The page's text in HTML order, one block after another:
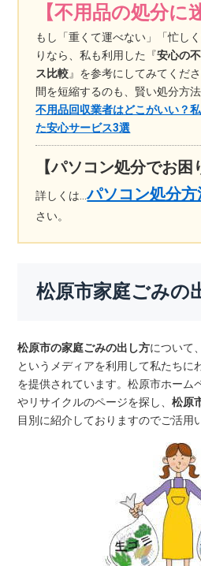
【不用品の処分に
もし「重くて運べない」「忙し
りなら、私も利用した『安心の
ス比較』を参考にしてみてくだ
間を短縮するのも、賢い処分方法
不用品回収業者はどこがいい？
た安心サービス3選
【パソコン処分でお困
詳しくは…パソコン処分方
さい。
松原市家庭ごみの
松原市の家庭ごみの出し方について
というメディアを利用して私たちに
を提供されています。松原市ホーム
やリサイクルのページを探し、松原
目別に紹介しておりますのでご活用